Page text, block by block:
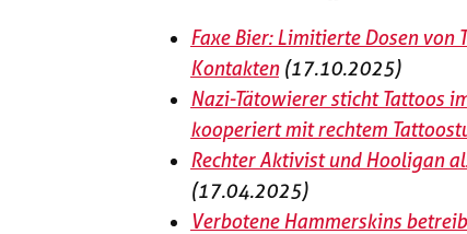
Faxe Bier: Limitierte Dosen
Kontakten(17.10.2025)
Nazi-Tätowierer sticht Tattoos
kooperiert mit rechtem
Rechter Aktivist und Hooligan
(17.04.2025)
Verbotene Hammerskins